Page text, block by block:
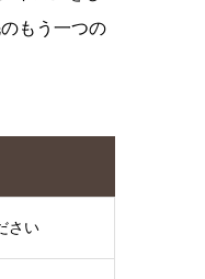
もう一つの
さい